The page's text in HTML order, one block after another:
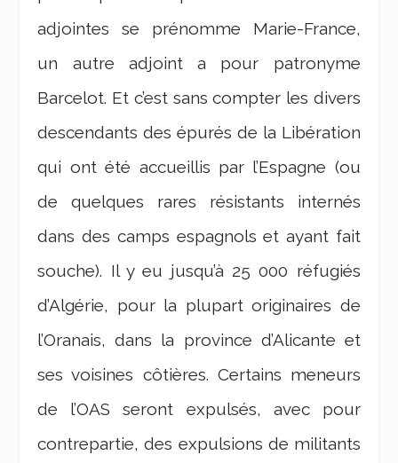
adjointes se prénomme Marie-France,
un autre adjoint a pour patronyme
Barcelot. Et c’est sans compter les divers
descendants des épurés de la Libération
qui ont été accueillis par l’Espagne (ou
de quelques rares résistants internés
dans des camps espagnols et ayant fait
souche). Il y eu jusqu’à 25 000 réfugiés
d’Algérie, pour la plupart originaires de
l’Oranais, dans la province d’Alicante et
ses voisines côtières. Certains meneurs
de l’OAS seront expulsés, avec pour
contrepartie, des expulsions de militants